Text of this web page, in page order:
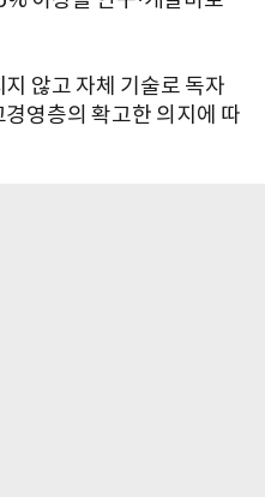
않고 자체 기술로 독자
영층의 확고한 의지에 따